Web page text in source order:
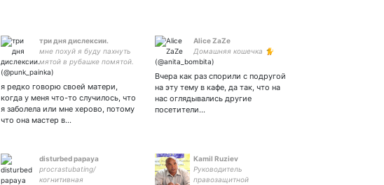
три дня дислексии.
мне похуй я буду пахнуть
мятой в рубашке помятой.
я редко говорю своей матери,
когда у меня что-то случилось, что
я заболела или мне херово, потому
что она мастер в…
Alice ZaZe
Домашняя кошечка 🐈
Вчера как раз спорили с подругой
на эту тему в кафе, да так, что на
нас оглядывались другие
посетители…
disturbed papaya
procrastubating/
когнитивная
Kamil Ruziev
Руководитель
правозащитной